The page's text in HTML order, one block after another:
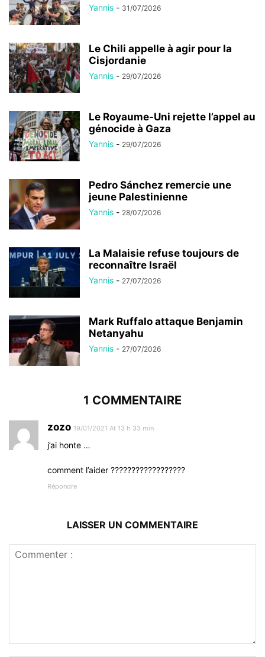
Yannis - 31/07/2026
Le Chili appelle à agir pour la
Cisjordanie
Yannis - 29/07/2026
Le Royaume-Uni rejette l’appel au
génocide à Gaza
Yannis - 29/07/2026
Pedro Sánchez remercie une
jeune Palestinienne
Yannis - 28/07/2026
La Malaisie refuse toujours de
reconnaître Israël
Yannis - 27/07/2026
Mark Ruffalo attaque Benjamin
Netanyahu
Yannis - 27/07/2026
1 COMMENTAIRE
zozo 19/01/2021 At 13 h 33 min
j’ai honte …
comment l’aider ??????????????????
Répondre
LAISSER UN COMMENTAIRE